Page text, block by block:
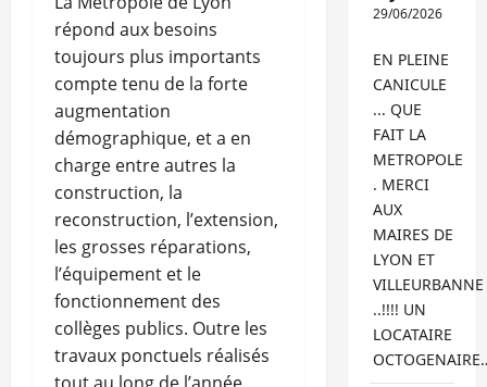
répond aux besoins
toujours plus importants
compte tenu de la forte
augmentation
démographique, et a en
charge entre autres la
construction, la
reconstruction, l’extension,
les grosses réparations,
l’équipement et le
fonctionnement des
collèges publics. Outre les
travaux ponctuels réalisés
29/06/2026
EN PLEINE
CANICULE
... QUE
FAIT LA
METROPOLE
. MERCI
AUX
MAIRES DE
LYON ET
VILLEURBANNE
..!!!! UN
LOCATAIRE